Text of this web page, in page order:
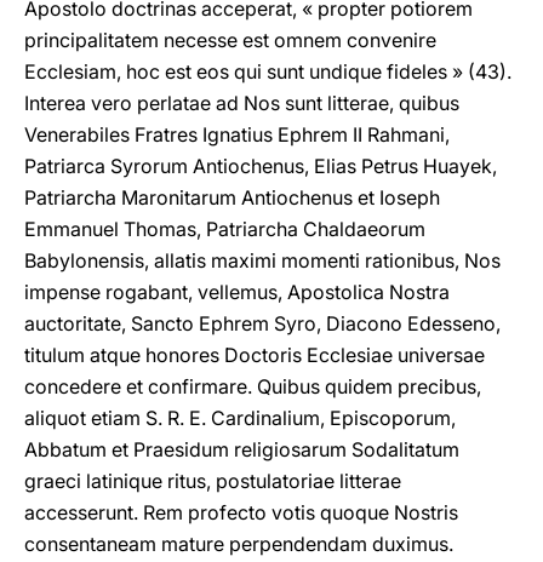
Apostolo doctrinas acceperat, « propter potiorem
principalitatem necesse est omnem convenire
Ecclesiam, hoc est eos qui sunt undique fideles » (43).
Interea vero perlatae ad Nos sunt litterae, quibus
Venerabiles Fratres Ignatius Ephrem II Rahmani,
Patriarca Syrorum Antiochenus, Elias Petrus Huayek,
Patriarcha Maronitarum Antiochenus et Ioseph
Emmanuel Thomas, Patriarcha Chaldaeorum
Babylonensis, allatis maximi momenti rationibus, Nos
impense rogabant, vellemus, Apostolica Nostra
auctoritate, Sancto Ephrem Syro, Diacono Edesseno,
titulum atque honores Doctoris Ecclesiae universae
concedere et confirmare. Quibus quidem precibus,
aliquot etiam S. R. E. Cardinalium, Episcoporum,
Abbatum et Praesidum religiosarum Sodalitatum
graeci latinique ritus, postulatoriae litterae
accesserunt. Rem profecto votis quoque Nostris
consentaneam mature perpendendam duximus.